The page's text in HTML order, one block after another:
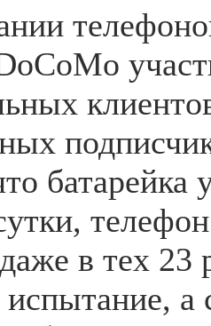
батарейка
в тех 23
а